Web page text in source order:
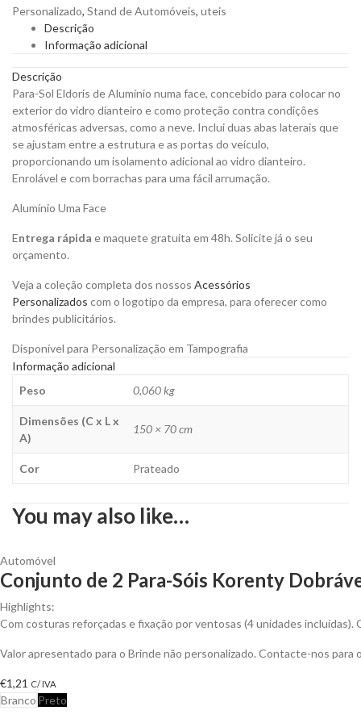
Alumínio
Concebido
para
no
Exterior
do
Vidro
Dianteiro
para
Personalizar
quantity
Personalizado, Stand de Automóveis, uteis
Descrição
Informação adicional
Descrição
Para-Sol Eldoris de Alumínio numa face, concebido para colocar no
exterior do vidro dianteiro e como proteção contra condições
atmosféricas adversas, como a neve. Inclui duas abas laterais que
se ajustam entre a estrutura e as portas do veículo,
proporcionando um isolamento adicional ao vidro dianteiro.
Enrolável e com borrachas para uma fácil arrumação.
Alumínio Uma Face
Entrega rápida e maquete gratuita em 48h. Solicite já o seu
orçamento.
Veja a coleção completa dos nossos Acessórios
Personalizados com o logotipo da empresa, para oferecer como
brindes publicitários.
Disponível para Personalização em Tampografia
Informação adicional
Peso
0,060 kg
Dimensões (C x L x
A)
150 × 70 cm
Cor Prateado
You may also like…
Automóvel
Conjunto de 2 Para-Sóis Korenty
Highlights:
Com costuras reforçadas e fixação por ventosas (4 unidades incluídas).
Valor apresentado para o Brinde não personalizado. Contacte-nos
€1,21 C/ IVA
Branco Preto